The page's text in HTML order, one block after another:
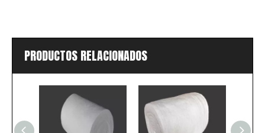
PRODUCTOS RELACIONADOS